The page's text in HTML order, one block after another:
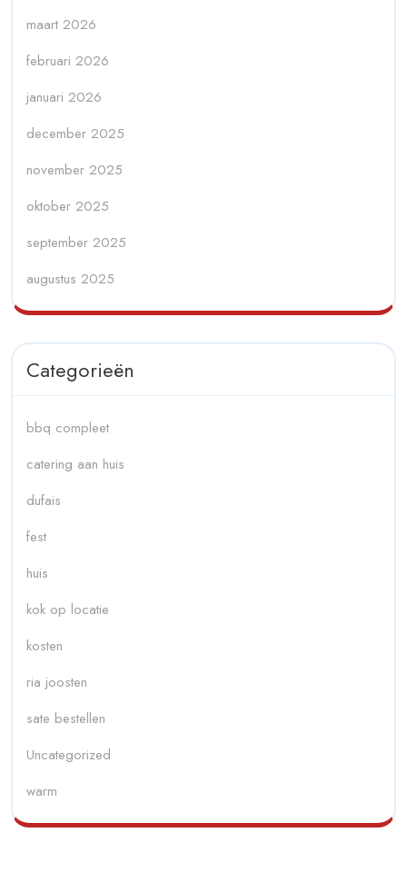
maart 2026
februari 2026
januari 2026
december 2025
november 2025
oktober 2025
september 2025
augustus 2025
Categorieën
bbq compleet
catering aan huis
dufais
fest
huis
kok op locatie
kosten
ria joosten
sate bestellen
Uncategorized
warm